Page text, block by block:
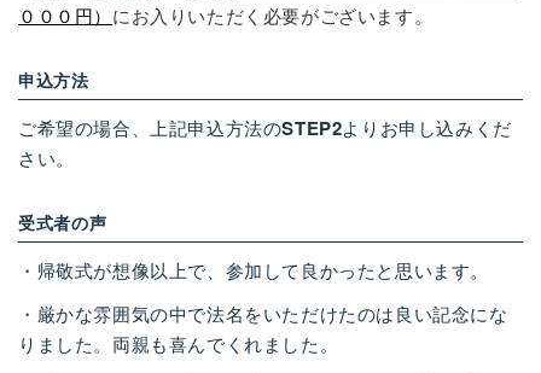
０００円） にお入りいただく必要がございます。
申込方法
ご希望の場合、上記申込方法のSTEP2よりお申し込みくだ
さい。
受式者の声
・帰敬式が想像以上で、参加して良かったと思います。
・厳かな雰囲気の中で法名をいただけたのは良い記念にな
りました。両親も喜んでくれました。